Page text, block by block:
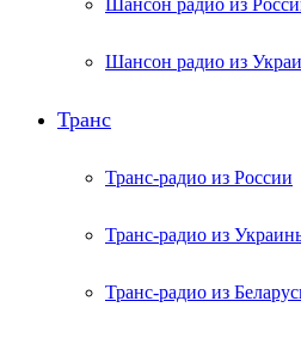
Шансон радио из
Шансон радио из
Транс
Транс-радио из России
Транс-радио из
Транс-радио из